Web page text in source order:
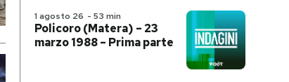
1 agosto 26 - 53 min
Policoro (Matera) – 23
marzo 1988 – Prima parte